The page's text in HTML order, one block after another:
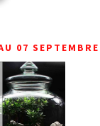
07 SEPTEMBRE